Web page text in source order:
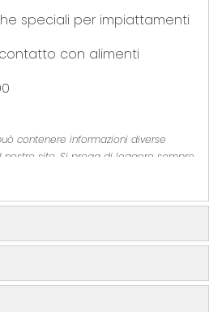
speciali per impiattamenti
con alimenti
contenere informazioni diverse
sito. Si prega di leggere sempre
istruzioni fornite sul prodotto prima di